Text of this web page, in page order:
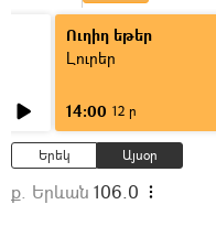
Ուղիղ եթեր
Լուրեր
14:00 12 ր
Երեկ Այսօր
ք. Երևան 106.0